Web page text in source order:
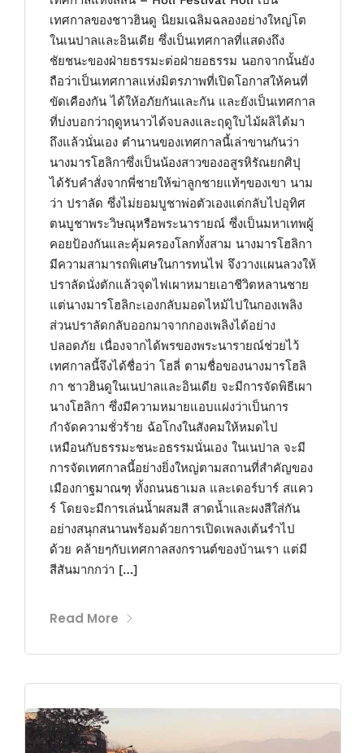
เทศกาลของชาวฮินดู นิยมเฉลิมฉลองอย่างใหญ่โต
ในเนปาลและอินเดีย ซึ่งเป็นเทศกาลที่แสดงถึง
ชัยชนะของฝ่ายธรรมะต่อฝ่ายอธรรม นอกจากนั้นยัง
ถือว่าเป็นเทศกาลแห่งมิตรภาพที่เปิดโอกาสให้คนที่
ขัดเคืองกัน ได้ให้อภัยกันและกัน และยังเป็นเทศกาล
ที่บ่งบอกว่าฤดูหนาวได้จบลงและฤดูใบไม้ผลิได้มา
ถึงแล้วนั่นเอง ตำนานของเทศกาลนี้เล่าขานกันว่า
นางมารโฮลิกาซึ่งเป็นน้องสาวของอสูรหิรัณยกศิปุ
ได้รับคำสั่งจากพี่ชายให้ฆ่าลูกชายแท้ๆของเขา นาม
ว่า ปราลัด ซึ่งไม่ยอมบูชาพ่อตัวเองแต่กลับไปอุทิศ
ตนบูชาพระวิษณุหรือพระนารายณ์ ซึ่งเป็นมหาเทพผู้
คอยป้องกันและคุ้มครองโลกทั้งสาม นางมารโฮลิกา
มีความสามารถพิเศษในการทนไฟ จึงวางแผนลวงให้
ปราลัดนั่งตักแล้วจุดไฟเผาหมายเอาชีวิตหลานชาย
แต่นางมารโฮลิกะเองกลับมอดไหม้ไปในกองเพลิง
ส่วนปราลัดกลับออกมาจากกองเพลิงได้อย่าง
ปลอดภัย เนื่องจากได้พรของพระนารายณ์ช่วยไว้
เทศกาลนี้จึงได้ชื่อว่า โฮลี่ ตามชื่อของนางมารโฮลิ
กา ชาวฮินดูในเนปาลและอินเดีย จะมีการจัดพิธีเผา
นางโฮลิกา ซึ่งมีความหมายแอบแฝงว่าเป็นการ
กำจัดความชั่วร้าย ฉ้อโกงในสังคมให้หมดไป
เหมือนกับธรรมะชนะอธรรมนั่นเอง ในเนปาล จะมี
การจัดเทศกาลนี้อย่างยิ่งใหญ่ตามสถานที่สำคัญของ
เมืองกาฐมาณฑุ ทั้งถนนธาเมล และเดอร์บาร์ สแคว
ร์ โดยจะมีการเล่นน้ำผสมสี สาดน้ำและผงสีใส่กัน
อย่างสนุกสนานพร้อมด้วยการเปิดเพลงเต้นรำไป
ด้วย คล้ายๆกับเทศกาลสงกรานต์ของบ้านเรา แต่มี
สีสันมากกว่า […]
Read More